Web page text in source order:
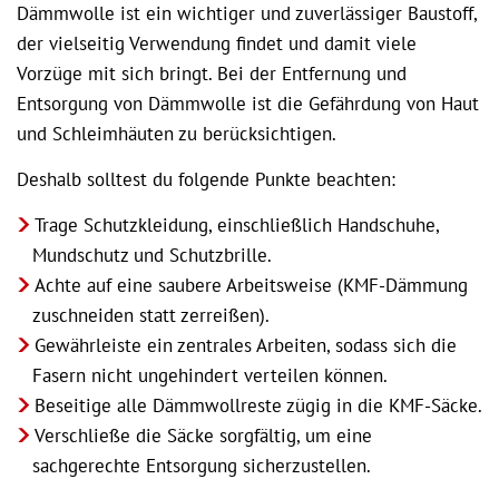
Dämmwolle ist ein wichtiger und zuverlässiger Baustoff,
der vielseitig Verwendung findet und damit viele
Vorzüge mit sich bringt. Bei der Entfernung und
Entsorgung von Dämmwolle ist die Gefährdung von Haut
und Schleimhäuten zu berücksichtigen.
Deshalb solltest du folgende Punkte beachten:
Trage Schutzkleidung, einschließlich Handschuhe,
Mundschutz und Schutzbrille.
Achte auf eine saubere Arbeitsweise (KMF-Dämmung
zuschneiden statt zerreißen).
Gewährleiste ein zentrales Arbeiten, sodass sich die
Fasern nicht ungehindert verteilen können.
Beseitige alle Dämmwollreste zügig in die KMF-Säcke.
Verschließe die Säcke sorgfältig, um eine
sachgerechte Entsorgung sicherzustellen.